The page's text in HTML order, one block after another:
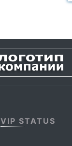
VIP STATUS